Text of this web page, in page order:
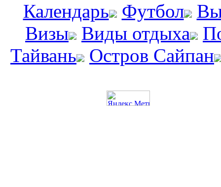
Календарь
Футбол
Визы
Виды отдыха
Тайвань
Остров Сайпан